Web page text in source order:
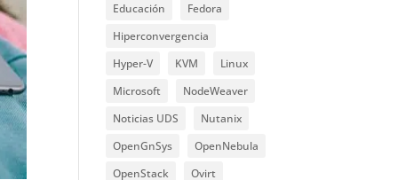
Educación
Fedora
Hiperconvergencia
Hyper-V
KVM
Linux
Microsoft
NodeWeaver
Noticias UDS
Nutanix
OpenGnSys
OpenNebula
OpenStack
Ovirt